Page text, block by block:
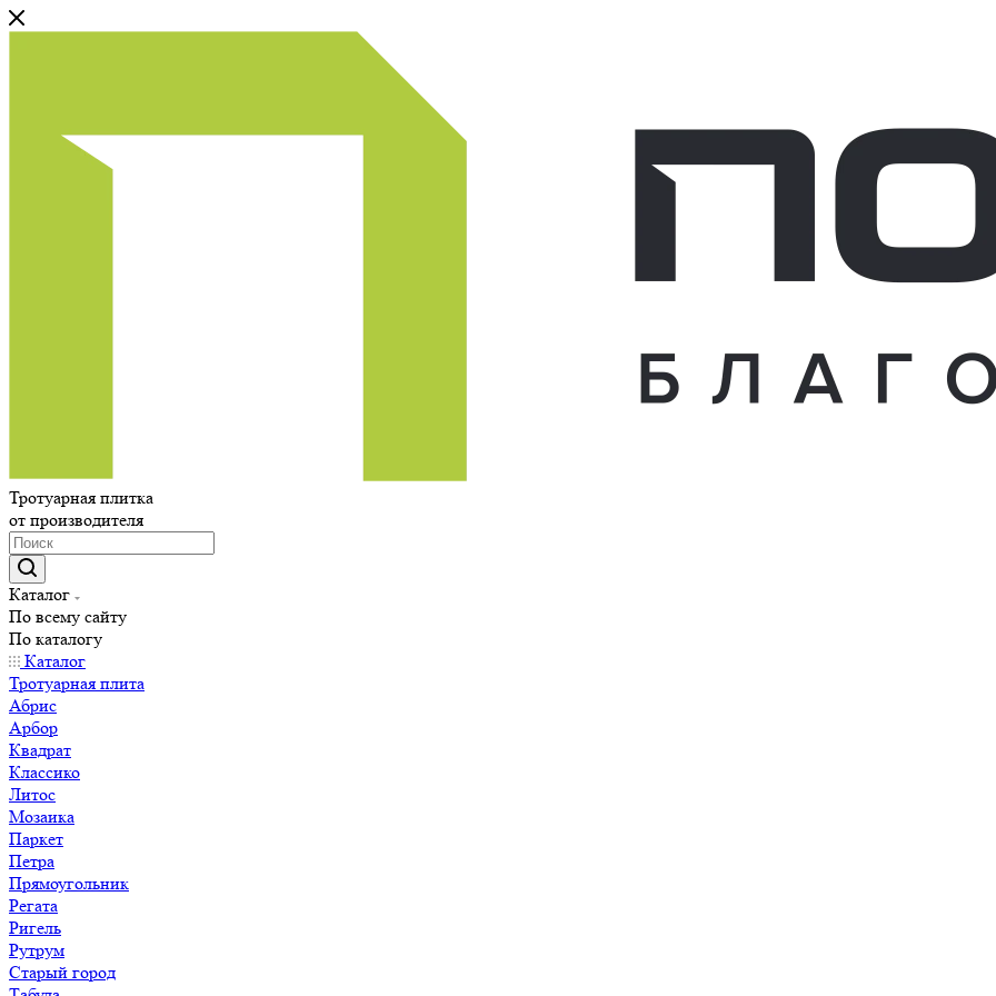
Тротуарная плитка
от производителя
Каталог
По всему сайту
По каталогу
Каталог
Тротуарная плита
Абрис
Арбор
Квадрат
Классико
Литос
Мозаика
Паркет
Петра
Прямоугольник
Регата
Ригель
Рутрум
Старый город